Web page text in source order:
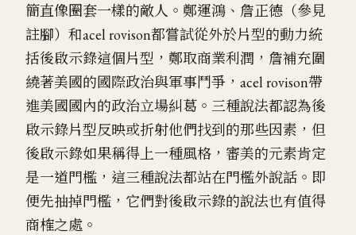
簡直像圈套一樣的敵人。鄭運鴻、詹正德（參見
註腳）和acel rovison都嘗試從外於片型的動力統
括後啟示錄這個片型，鄭取商業利潤，詹補充圍
繞著美國的國際政治與軍事鬥爭，acel rovison帶
進美國國內的政治立場糾葛。三種說法都認為後
啟示錄片型反映或折射他們找到的那些因素，但
後啟示錄如果稱得上一種風格，審美的元素肯定
是一道門檻，這三種說法都站在門檻外說話。即
便先抽掉門檻，它們對後啟示錄的說法也有值得
商榷之處。